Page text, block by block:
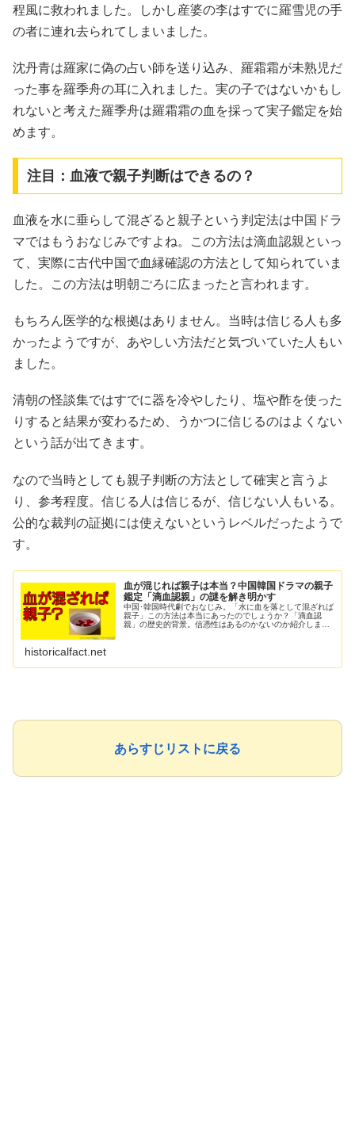
程風に救われました。しかし産婆の李はすでに羅雪児の手
の者に連れ去られてしまいました。
沈丹青は羅家に偽の占い師を送り込み、羅霜霜が未熟児だ
った事を羅季舟の耳に入れました。実の子ではないかもし
れないと考えた羅季舟は羅霜霜の血を採って実子鑑定を始
めます。
注目：血液で親子判断はできるの？
血液を水に垂らして混ざると親子という判定法は中国ドラ
マではもうおなじみですよね。この方法は滴血認親といっ
て、実際に古代中国で血縁確認の方法として知られていま
した。この方法は明朝ごろに広まったと言われます。
もちろん医学的な根拠はありません。当時は信じる人も多
かったようですが、あやしい方法だと気づいていた人もい
ました。
清朝の怪談集ではすでに器を冷やしたり、塩や酢を使った
りすると結果が変わるため、うかつに信じるのはよくない
という話が出てきます。
なので当時としても親子判断の方法として確実と言うよ
り、参考程度。信じる人は信じるが、信じない人もいる。
公的な裁判の証拠には使えないというレベルだったようで
す。
血が混じれば親子は本当？中国韓国ドラマの親子
鑑定「滴血認親」の謎を解き明かす
中国･韓国時代劇でおなじみ。「水に血を落として混ざれば
親子」この方法は本当にあったのでしょうか？「滴血認
親」の歴史的背景。信憑性はあるのかないのか紹介しま
historicalfact.net
あらすじリストに戻る